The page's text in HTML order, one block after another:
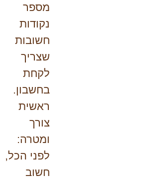
מספר
נקודות
חשובות
שצריך
לקחת
בחשבון.
ראשית
צורך
ומטרה:
לפני הכל,
חשוב